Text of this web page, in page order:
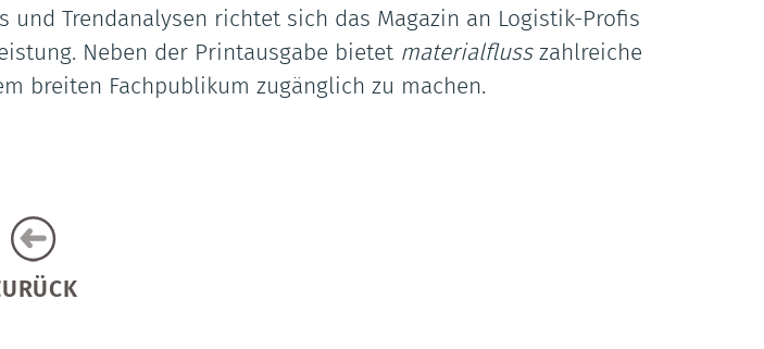
Trendanalysen richtet sich das Magazin an Logistik-Profis
Neben der Printausgabe bietet materialflusszahlreiche
breiten Fachpublikum zugänglich zu machen.